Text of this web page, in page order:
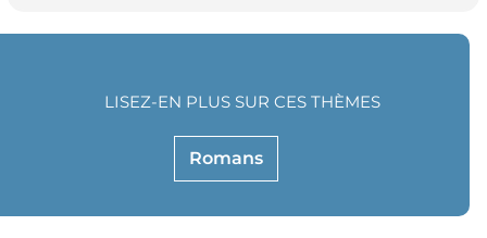
Romans
LISEZ-EN PLUS SUR CES THÈMES